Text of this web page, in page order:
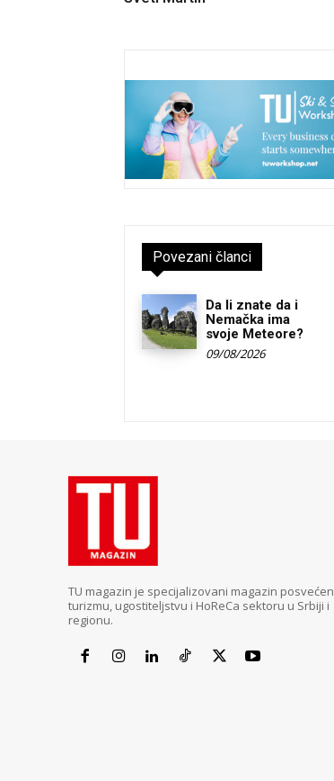
Povezani članci
Da li znate da i
Nemačka ima
svoje Meteore?
09/08/2026
TU magazin je specijalizovani magazin posvećen
turizmu, ugostiteljstvu i HoReCa sektoru u Srbiji i
regionu.